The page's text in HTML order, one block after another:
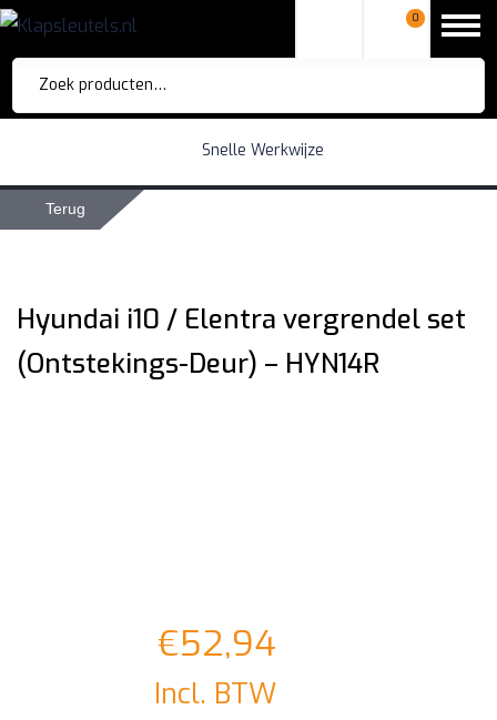
0
Zoeken
naar:
Snelle Werkwijze
Terug
Hyundai i10 / Elentra vergrendel set
(Ontstekings-Deur) – HYN14R
€52,94
Incl. BTW